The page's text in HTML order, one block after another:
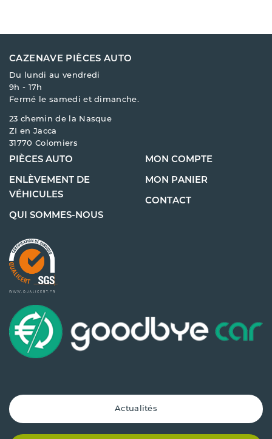
CAZENAVE PIÈCES AUTO
Du lundi au vendredi
9h - 17h
Fermé le samedi et dimanche.
23 chemin de la Nasque
ZI en Jacca
31770 Colomiers
PIÈCES AUTO
ENLÈVEMENT DE
VÉHICULES
QUI SOMMES-NOUS
MON COMPTE
MON PANIER
CONTACT
Actualités